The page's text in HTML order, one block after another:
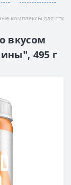
комплексы для
вкусом
495 г